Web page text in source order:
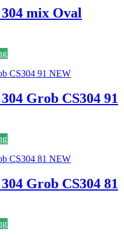
mix Oval
Grob CS304 91
Grob CS304 81